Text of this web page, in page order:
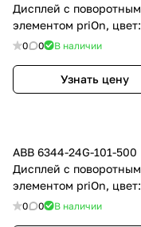
Дисплей с поворотным
элементом priOn, цвет:
Чёрный
0 0 В наличии
Узнать цену
ABB 6344-24G-101-500
Дисплей с поворотным
элементом priOn, цвет:
Белый
0 0 В наличии